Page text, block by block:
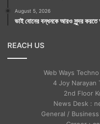
August 5, 2026
ভাই বোনের বন্ধনকে আরও সুন্দর করতে
REACH US
Web Ways
4 Joy Narayan
2nd Floor
News Desk :
General /